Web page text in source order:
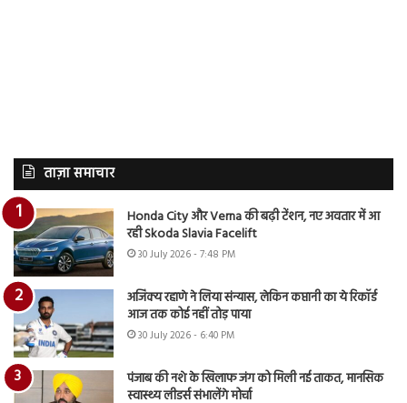
ताज़ा समाचार
Honda City और Verna की बढ़ी टेंशन, नए अवतार में आ
रही Skoda Slavia Facelift
30 July 2026 - 7:48 PM
अजिंक्य रहाणे ने लिया संन्यास, लेकिन कप्तानी का ये रिकॉर्ड
आज तक कोई नहीं तोड़ पाया
30 July 2026 - 6:40 PM
पंजाब की नशे के खिलाफ जंग को मिली नई ताकत, मानसिक
स्वास्थ्य लीडर्स संभालेंगे मोर्चा